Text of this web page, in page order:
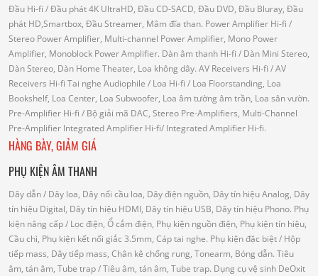
Đầu Hi-fi / Đầu phát 4K UltraHD, Đầu CD-SACD, Đầu DVD, Đầu Bluray, Đầu
phát HD,Smartbox, Đầu Streamer, Mâm đĩa than. Power Amplifier Hi-fi /
Stereo Power Amplifier, Multi-channel Power Amplifier, Mono Power
Amplifier, Monoblock Power Amplifier. Dàn âm thanh Hi-fi / Dàn Mini Stereo,
Dàn Stereo, Dàn Home Theater, Loa không dây. AV Receivers Hi-fi / AV
Receivers Hi-fi Tai nghe Audiophile / Loa Hi-fi / Loa Floorstanding, Loa
Bookshelf, Loa Center, Loa Subwoofer, Loa âm tường âm trần, Loa sân vườn.
Pre-Amplifier Hi-fi / Bộ giải mã DAC, Stereo Pre-Amplifiers, Multi-Channel
Pre-Amplifier Integrated Amplifier Hi-fi/ Integrated Amplifier Hi-fi.
HÀNG BÀY, GIẢM GIÁ
PHỤ KIỆN ÂM THANH
Dây dẫn/ Dây loa, Dây nối cầu loa, Dây điện nguồn, Dây tín hiệu Analog, Dây
tín hiệu Digital, Dây tín hiệu HDMI, Dây tín hiệu USB, Dây tín hiệu Phono. Phụ
kiện nâng cấp/ Lọc điện, Ổ cắm điện, Phụ kiện nguồn điện, Phụ kiện tín hiệu,
Cầu chì, Phụ kiện kết nối giắc 3.5mm, Cáp tai nghe. Phụ kiện đặc biệt/ Hộp
tiếp mass, Dây tiếp mass, Chân kê chống rung, Tonearm, Bóng dẫn. Tiêu
âm, tán âm, Tube trap/ Tiêu âm, tán âm, Tube trap. Dụng cụ vệ sinh DeOxit